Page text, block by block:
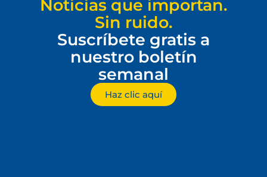
Noticias que importan.
Sin ruido.
Suscríbete gratis a
nuestro boletín
semanal
Haz clic aquí